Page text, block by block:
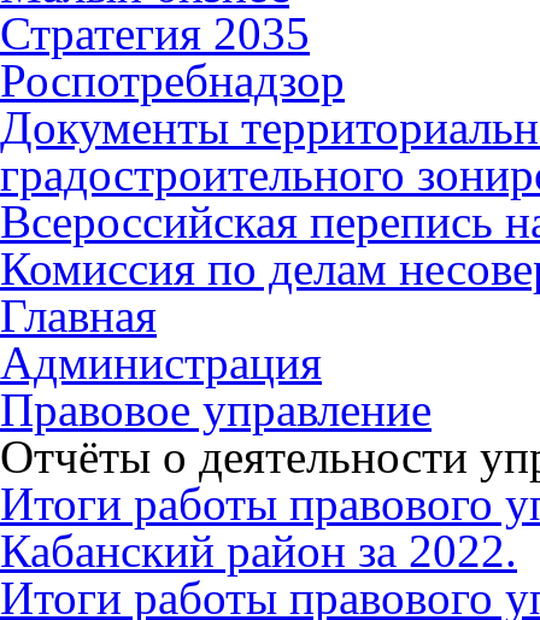
Стратегия 2035
Роспотребнадзор
Документы
градостроительного
Всероссийская перепись
Комиссия по делам
Главная
Администрация
Правовое управление
Отчёты о деятельности
Итоги работы правового
Кабанский район за 2022.
Итоги работы правового